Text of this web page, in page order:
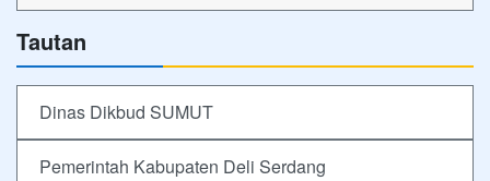
Tautan
Dinas Dikbud SUMUT
Pemerintah Kabupaten Deli Serdang